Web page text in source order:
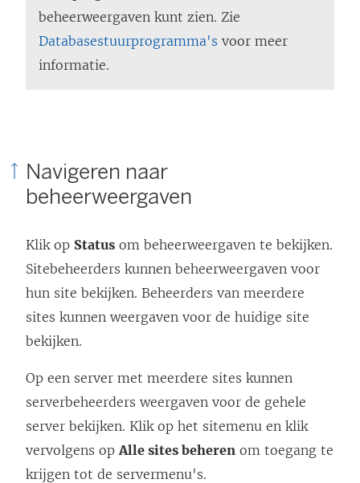
beheerweergaven kunt zien. Zie
Databasestuurprogramma's voor meer
informatie.
Navigeren naar
beheerweergaven
Klik op Status om beheerweergaven te bekijken.
Sitebeheerders kunnen beheerweergaven voor
hun site bekijken. Beheerders van meerdere
sites kunnen weergaven voor de huidige site
bekijken.
Op een server met meerdere sites kunnen
serverbeheerders weergaven voor de gehele
server bekijken. Klik op het sitemenu en klik
vervolgens op Alle sites beheren om toegang te
krijgen tot de servermenu's.